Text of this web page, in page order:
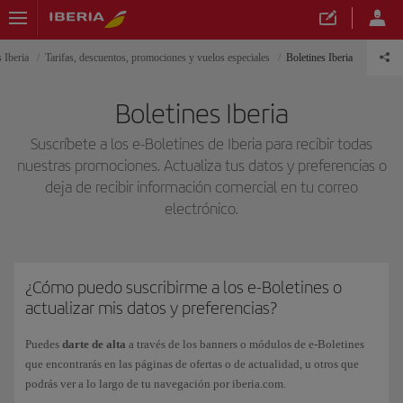
Iberia Tarifas, descuentos, promociones y vuelos especiales Boletines Iberia
Boletines Iberia
Suscríbete a los e-Boletines de Iberia para recibir todas
nuestras promociones. Actualiza tus datos y preferencias o
deja de recibir información comercial en tu correo
electrónico.
¿Cómo puedo suscribirme a los e-Boletines o
actualizar mis datos y preferencias?
Puedes darte de alta a través de los banners o módulos de e-Boletines
que encontrarás en las páginas de ofertas o de actualidad, u otros que
podrás ver a lo largo de tu navegación por iberia.com.